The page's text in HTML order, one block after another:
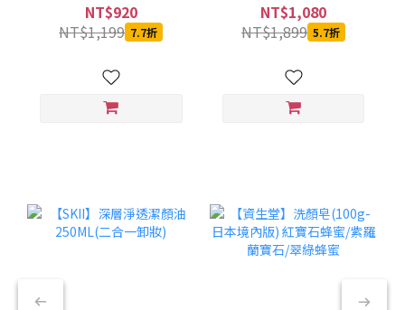
NT$920
NT$1,199 7.7折
NT$1,080
NT$1,899 5.7折